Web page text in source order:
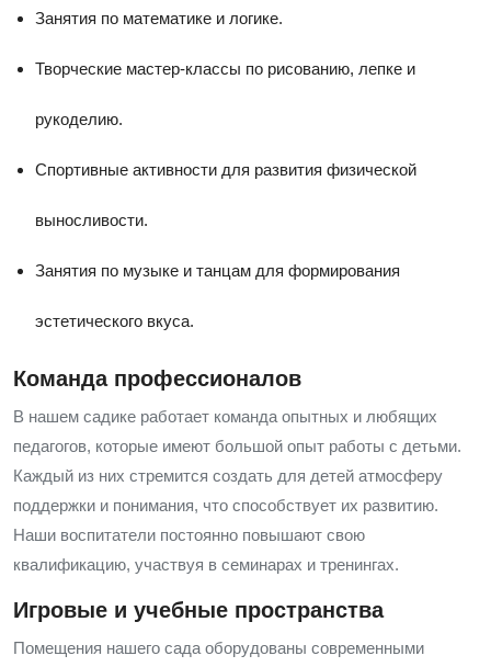
Занятия по математике и логике.
Творческие мастер-классы по рисованию, лепке и
рукоделию.
Спортивные активности для развития физической
выносливости.
Занятия по музыке и танцам для формирования
эстетического вкуса.
Команда профессионалов
В нашем садике работает команда опытных и любящих
педагогов, которые имеют большой опыт работы с детьми.
Каждый из них стремится создать для детей атмосферу
поддержки и понимания, что способствует их развитию.
Наши воспитатели постоянно повышают свою
квалификацию, участвуя в семинарах и тренингах.
Игровые и учебные пространства
Помещения нашего сада оборудованы современными